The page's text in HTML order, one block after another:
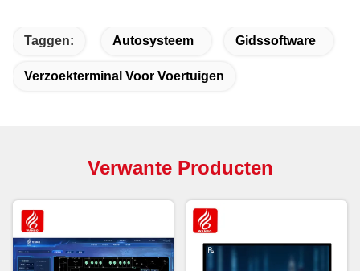
Taggen: Autosysteem Gidssoftware
Verzoekterminal Voor Voertuigen
Verwante Producten